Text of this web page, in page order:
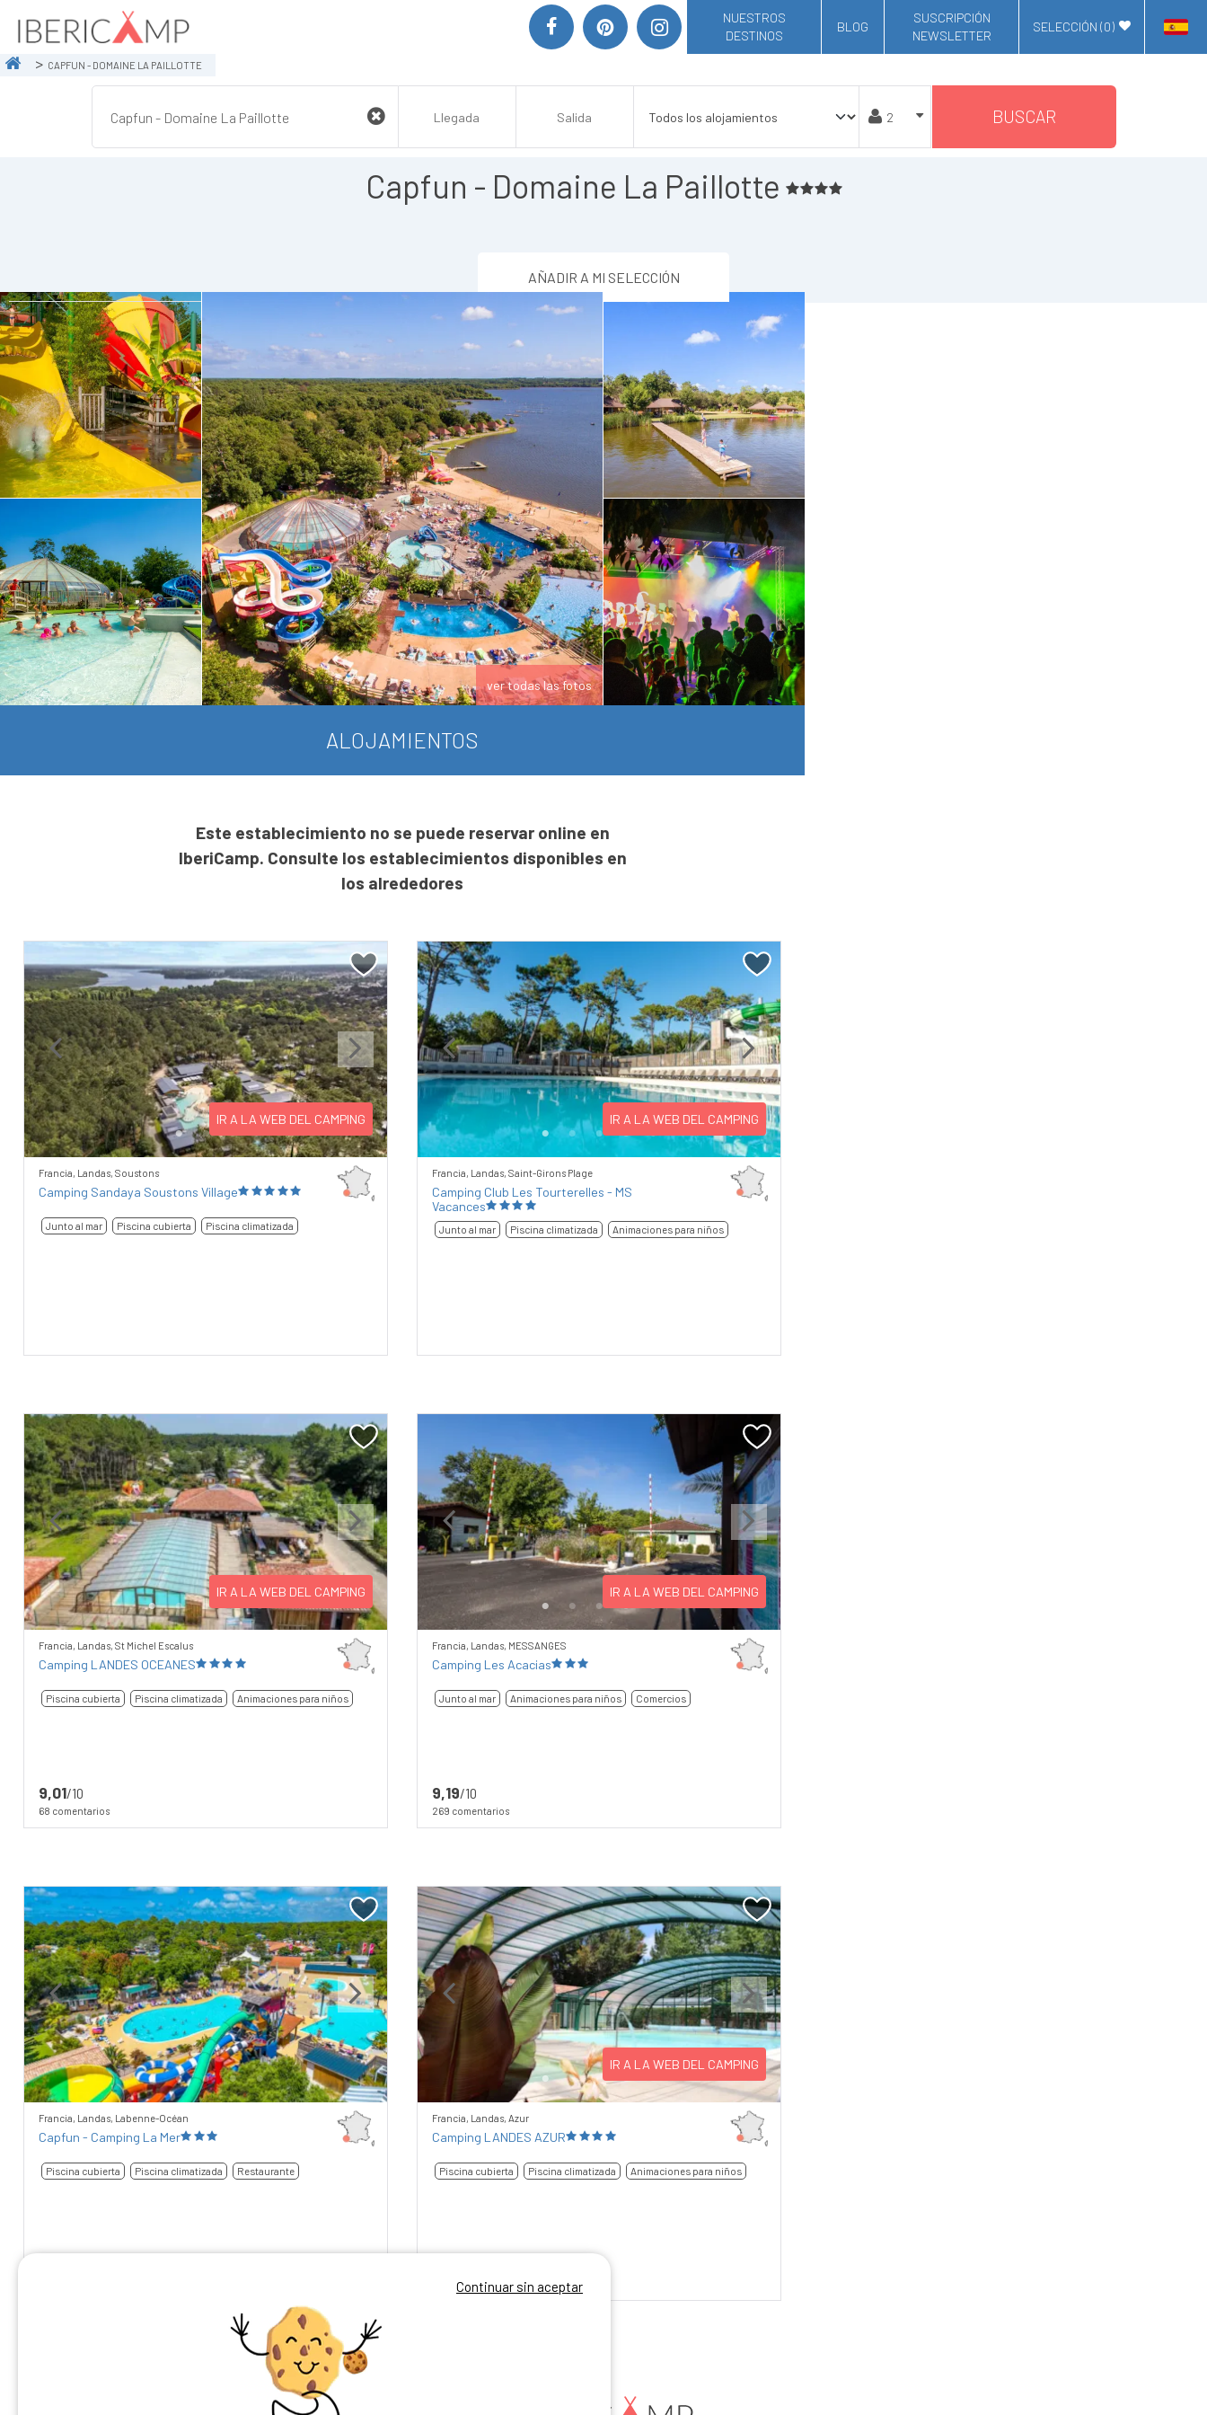
NUESTROS
DESTINOS
BLOG
SUSCRIPCIÓN
NEWSLETTER
SELECCIÓN (0)
CAPFUN - DOMAINE LA PAILLOTTE
BUSCAR
Capfun - Domaine La Paillotte
AÑADIR A MI SELECCIÓN
ver todas las fotos
ALOJAMIENTOS
Este establecimiento no se puede reservar online en
IberiCamp. Consulte los establecimientos disponibles en
los alrededores
Previous Next
IR A LA WEB DEL CAMPING
Francia, Landas, Soustons
Camping Sandaya Soustons Village
Junto al mar Piscina cubierta Piscina climatizada
Previous Next
IR A LA WEB DEL CAMPING
Francia, Landas, Saint-Girons Plage
Camping Club Les Tourterelles - MS
Vacances
Junto al mar Piscina climatizada Animaciones para niños
Previous Next
IR A LA WEB DEL CAMPING
Francia, Landas, St Michel Escalus
Camping LANDES OCEANES
Piscina cubierta Piscina climatizada Animaciones para niños
9,01/10
68 comentarios
Previous Next
IR A LA WEB DEL CAMPING
Francia, Landas, MESSANGES
Camping Les Acacias
Junto al mar Animaciones para niños Comercios
9,19/10
269 comentarios
Previous Next
Francia, Landas, Labenne-Océan
Capfun - Camping La Mer
Piscina cubierta Piscina climatizada Restaurante
Previous Next
IR A LA WEB DEL CAMPING
Francia, Landas, Azur
Camping LANDES AZUR
Piscina cubierta Piscina climatizada Animaciones para niños
128 comentarios
Continuar sin aceptar